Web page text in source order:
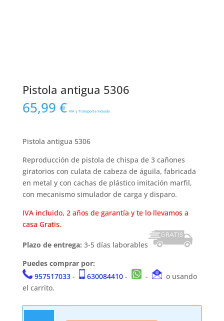
Pistola antigua 5306
65,99 € IVA y Transporte Incluido
Pistola antigua 5306
Reproducción de pistola de chispa de 3 cañones
giratorios con culata de cabeza de águila, fabricada
en metal y con cachas de plástico imitación marfil,
con mecanismo simulador de carga y disparo.
IVA incluido, 2 años de garantía y te lo llevamos a
casa Gratis.
Plazo de entrega: 3-5 días laborables
Puedes comprar por:
957517033- 630084410- -
o usando
el carrito.